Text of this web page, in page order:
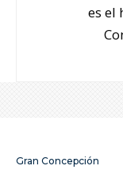
es el
Gran Concepción